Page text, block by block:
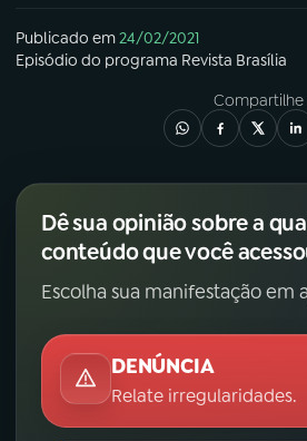
Publicado em24/02/2021
Episódio do programa Revista Brasília
Compartilhe
Dê sua opinião sobre a
conteúdo que você
Escolha sua manifestação em
DENÚNCIA
Relate irregularidades.